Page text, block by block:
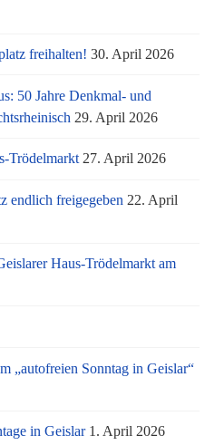
freihalten! 30. April 2026
50 Jahre Denkmal- und
29. April 2026
Trödelmarkt 27. April 2026
endlich freigegeben 22. April
Haus-Trödelmarkt am
„autofreien Sonntag in Geislar“
in Geislar 1. April 2026